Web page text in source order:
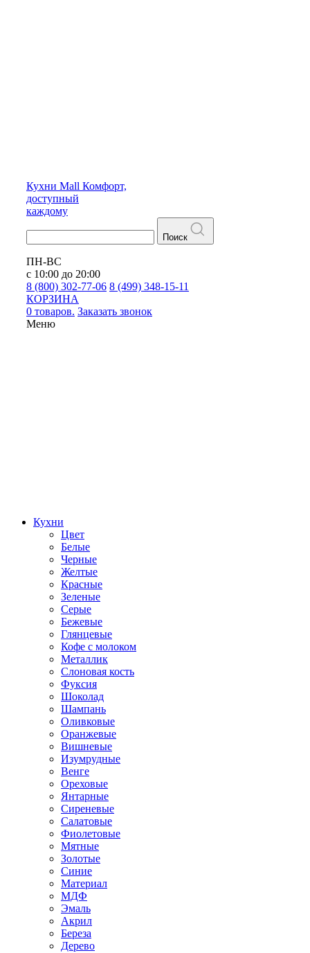
Кухни Mall Комфорт,
доступный
каждому
Поиск
ПН-ВС
с 10:00 до 20:00
8 (800) 302-77-06 8 (499) 348-15-11
КОРЗИНА
0 товаров. Заказать звонок
Меню
Кухни
Цвет
Белые
Черные
Желтые
Красные
Зеленые
Серые
Бежевые
Глянцевые
Кофе с молоком
Металлик
Слоновая кость
Фуксия
Шоколад
Шампань
Оливковые
Оранжевые
Вишневые
Изумрудные
Венге
Ореховые
Янтарные
Сиреневые
Салатовые
Фиолетовые
Мятные
Золотые
Синие
Материал
МДФ
Эмаль
Акрил
Береза
Дерево